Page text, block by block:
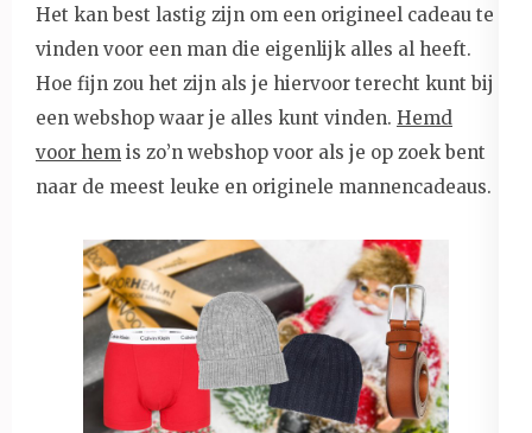
Het kan best lastig zijn om een origineel cadeau te
vinden voor een man die eigenlijk alles al heeft.
Hoe fijn zou het zijn als je hiervoor terecht kunt bij
een webshop waar je alles kunt vinden. Hemd
voor hem is zo’n webshop voor als je op zoek bent
naar de meest leuke en originele mannencadeaus.